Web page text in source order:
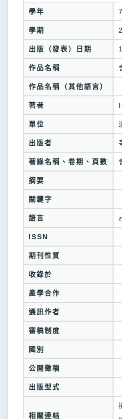
學年
學期 2
出版（發表）日期
作品名稱
作品名稱（其他語言）
著者
單位
出版者
著錄名稱、卷期、頁數
摘要
關鍵字
語言
ISSN
期刊性質
收錄於
產學合作
通訊作者
審稿制度
國別
公開徵稿
出版型式
相關連結